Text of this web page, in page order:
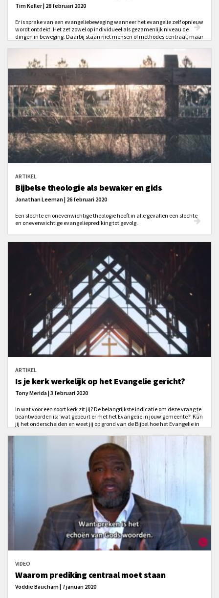
Tim Keller | 28 februari 2020
Er is sprake van een evangeliebeweging wanneer het evangelie zelf opnieuw
wordt ontdekt. Het zet zowel op individueel als gezamenlijk niveau de
dingen in beweging. Daarbij staan niet mensen of methodes centraal, maar
ARTIKEL
Bijbelse theologie als bewaker en gids
Jonathan Leeman | 26 februari 2020
Een slechte en onevenwichtige theologie heeft in alle gevallen een slechte
en onevenwichtige evangelieprediking tot gevolg.
ARTIKEL
Is je kerk werkelijk op het Evangelie gericht?
Tony Merida | 3 februari 2020
In wat voor een soort kerk zit jij? De belangrijkste indicatie om deze vraag te
beantwoorden is: ‘wat gebeurt er met het Evangelie in jouw gemeente?’ Kun
jij het onderscheiden en weet jij op grond van de Bijbel hoe het Evangelie in
VIDEO
Waarom prediking centraal moet staan
Voddie Baucham | 7 januari 2020